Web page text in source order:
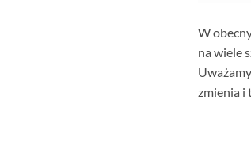
W
na wiele
zmienia i